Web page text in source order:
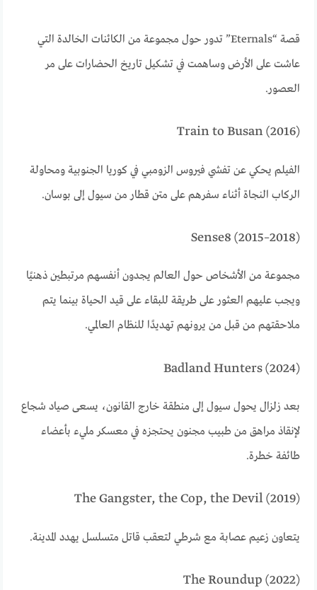
قصة “Eternals” تدور حول مجموعة من الكائنات الخالدة التي
عاشت على الأرض وساهمت في تشكيل تاريخ الحضارات على مر
العصور.
Train to Busan (2016)
الفيلم يحكي عن تفشي فيروس الزومبي في كوريا الجنوبية ومحاولة
الركاب النجاة أثناء سفرهم على متن قطار من سيول إلى بوسان.
Sense8 (2015–2018)
مجموعة من الأشخاص حول العالم يجدون أنفسهم مرتبطين ذهنيًا
ويجب عليهم العثور على طريقة للبقاء على قيد الحياة بينما يتم
ملاحقتهم من قبل من يرونهم تهديدًا للنظام العالمي.
Badland Hunters (2024)
بعد زلزال يحول سيول إلى منطقة خارج القانون، يسعى صياد شجاع
لإنقاذ مراهق من طبيب مجنون يحتجزه في معسكر مليء بأعضاء
طائفة خطرة.
The Gangster, the Cop, the Devil (2019)
يتعاون زعيم عصابة مع شرطي لتعقب قاتل متسلسل يهدد المدينة.
The Roundup (2022)